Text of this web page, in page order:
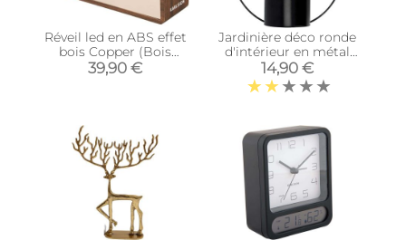
Réveil led en ABS effet
bois Copper (Bois
foncé)
39,90 €
Jardinière déco ronde
d'intérieur en métal
noir (Fixation murale)
14,90 €